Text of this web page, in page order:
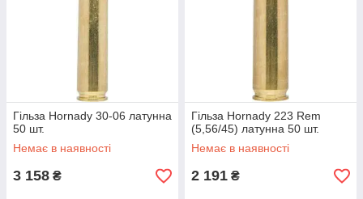
Гільза Hornady 30-06 латунна
50 шт.
Немає в наявності
3 158 ₴
Гільза Hornady 223 Rem
(5,56/45) латунна 50 шт.
Немає в наявності
2 191 ₴